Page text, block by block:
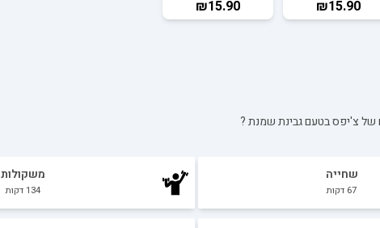
₪15.90
₪15.90
צ'יפס בטעם גבינת שמנת?
שחייה
67 דקות
משקולות
134 דקות